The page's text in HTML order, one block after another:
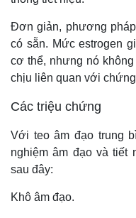
Đơn giản, phương
có sẵn. Mức estrogen
cơ thể, nhưng nó
chịu liên quan với
Các triệu chứng
Với teo âm đạo trung
nghiệm âm đạo và tiết
sau đây:
Khô âm đạo.